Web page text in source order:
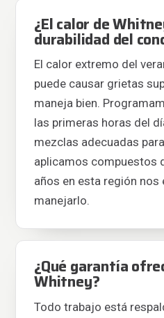
¿El calor de
durabilidad del
El calor extremo del
puede causar grietas
maneja bien.
las primeras horas del
mezclas adecuadas
aplicamos compuestos
años en esta región nos
manejarlo.
¿Qué garantía
Whitney?
Todo trabajo está